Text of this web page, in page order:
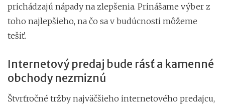
prichádzajú nápady na zlepšenia. Prinášame výber z
toho najlepšieho, na čo sa v budúcnosti môžeme
tešiť.
Internetový predaj bude rásť a kamenné
obchody nezmiznú
Štvrťročné tržby najväčšieho internetového predajcu,